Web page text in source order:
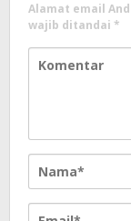
Alamat email
wajib ditandai *